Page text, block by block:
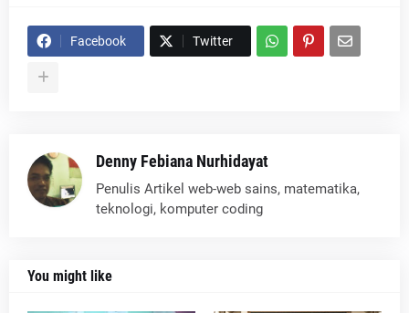
Facebook Twitter
Denny Febiana Nurhidayat
Penulis Artikel web-web sains, matematika,
teknologi, komputer coding
You might like